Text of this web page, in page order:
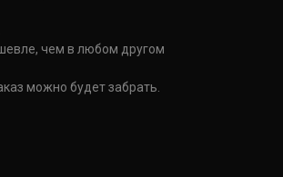
чем в любом другом
можно будет забрать.